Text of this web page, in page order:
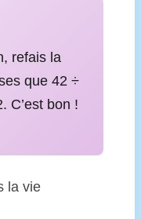
refais la
que 42 ÷
C’est bon !
la vie